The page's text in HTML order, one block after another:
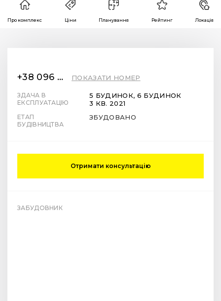
Про комплекс Ціни Планування Рейтинг Локація
+38 096 989 86 21 ПОКАЗАТИ НОМЕР
ЗДАЧА В
ЕКСПЛУАТАЦІЮ
5 БУДИНОК, 6 БУДИНОК
3 КВ. 2021
ЕТАП
БУДІВНИЦТВА
ЗБУДОВАНО
Отримати консультацію
ЗАБУДОВНИК